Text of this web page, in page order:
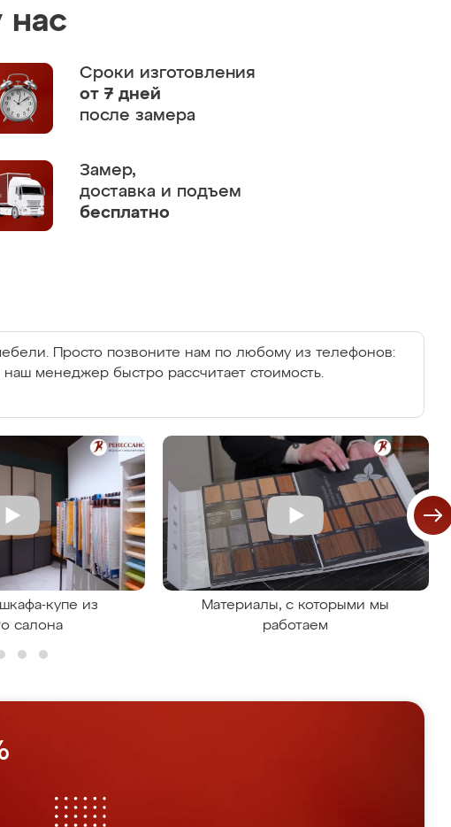
нас
Сроки изготовления
от 7 дней
после замера
Замер,
доставка и подъем
бесплатно
Просто позвоните нам по любому из телефонов:
наш менеджер быстро рассчитает стоимость.
купе из
салона
Материалы, с которыми мы
работаем